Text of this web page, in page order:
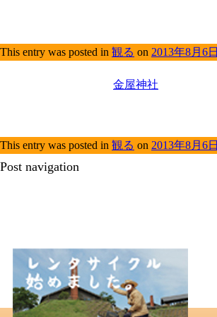
This entry was posted in 観る on 2013年8月6日
金屋神社
This entry was posted in 観る on 2013年8月6日
Post navigation